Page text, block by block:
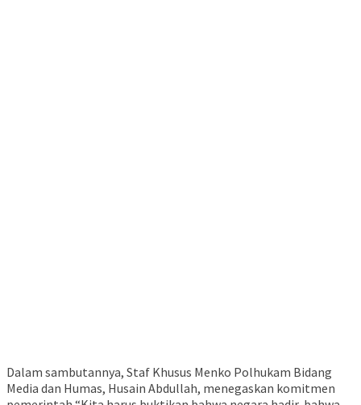
Dalam sambutannya, Staf Khusus Menko Polhukam Bidang
Media dan Humas, Husain Abdullah, menegaskan komitmen